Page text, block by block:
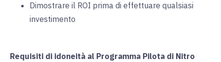
Dimostrare il ROI prima di effettuare qualsiasi
investimento
Requisiti di idoneità al Programma Pilota di Nitro